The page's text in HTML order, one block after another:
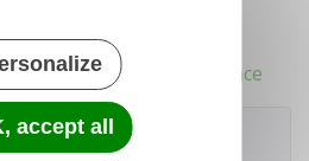
consulat étranger en France
accept all